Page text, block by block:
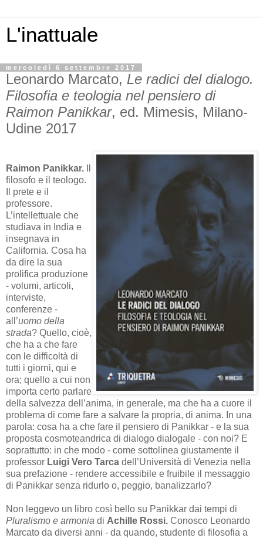
L'inattuale
mercoledì 6 settembre 2017
Leonardo Marcato, Le radici del dialogo.
Filosofia e teologia nel pensiero di
Raimon Panikkar, ed. Mimesis, Milano-
Udine 2017
Raimon Panikkar.
filosofo e il teologo.
Il prete e il
professore.
L’intellettuale che
studiava in India e
insegnava in
California. Cosa ha
da dire la sua
prolifica produzione
- volumi, articoli,
interviste,
conferenze -
all’uomo della
strada? Quello, cioè,
che ha a che fare
con le difficoltà di
tutti i giorni, qui e
ora; quello a cui non
importa certo parlare
della salvezza dell’anima, in generale, ma che ha a cuore il
problema di come fare a salvare la propria, di anima. In una
parola: cosa ha a che fare il pensiero di Panikkar - e la sua
proposta cosmoteandrica di dialogo dialogale - con noi? E
soprattutto: in che modo - come sottolinea giustamente il
professor Luigi Vero Tarca dell’Università di Venezia nella
sua prefazione - rendere accessibile e fruibile il messaggio
di Panikkar senza ridurlo o, peggio, banalizzarlo?
Non leggevo un libro così bello su Panikkar dai tempi di
Pluralismo e armonia di Achille Rossi. Conosco Leonardo
Marcato da diversi anni - da quando, studente di filosofia a